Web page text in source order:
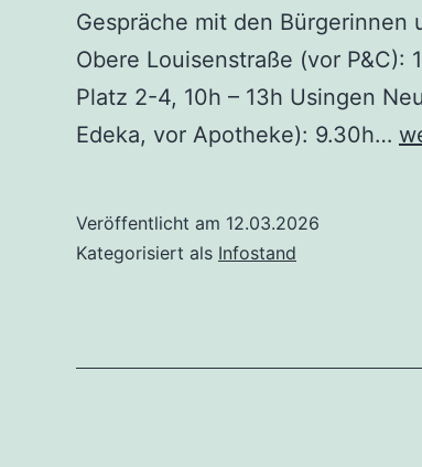
Gespräche mit den Bürgerinnen
Obere Louisenstraße (vor P&C):
Platz 2-4, 10h – 13h Usingen
Edeka, vor Apotheke): 9.30h…
Veröffentlicht am 12.03.2026
Kategorisiert als Infostand